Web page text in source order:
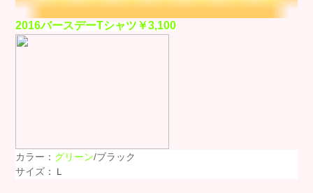
2016バースデーTシャツ￥3,100
カラー： グリーン/ブラック
サイズ ：Ｌ